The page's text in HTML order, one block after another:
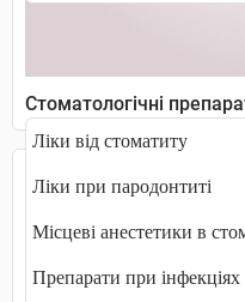
Стоматологічні
Ліки від стоматиту
Ліки при пародонтиті
Місцеві анестетики в
Препарати при